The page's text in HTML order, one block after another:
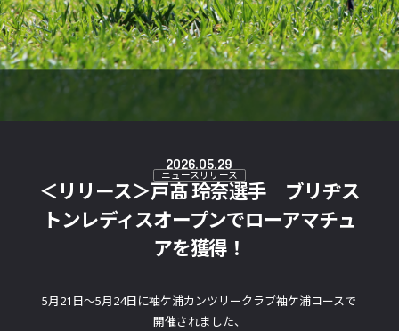
2026.05.29
ニュースリリース
＜リリース＞戸髙 玲奈選手 ブリヂス
トンレディスオープンでローアマチュ
アを獲得！
5月21日～5月24日に袖ケ浦カンツリークラブ袖ケ浦コースで
開催されました、